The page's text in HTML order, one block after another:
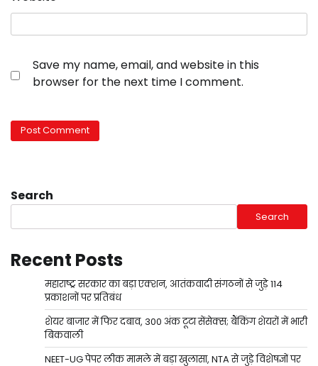
Save my name, email, and website in this
browser for the next time I comment.
Search
Search
Recent Posts
महाराष्ट्र सरकार का बड़ा एक्शन, आतंकवादी संगठनों से जुड़े 114
प्रकाशनों पर प्रतिबंध
शेयर बाजार में फिर दबाव, 300 अंक टूटा सेंसेक्स; बैंकिंग शेयरों में भारी
बिकवाली
NEET-UG पेपर लीक मामले में बड़ा खुलासा, NTA से जुड़े विशेषज्ञों पर